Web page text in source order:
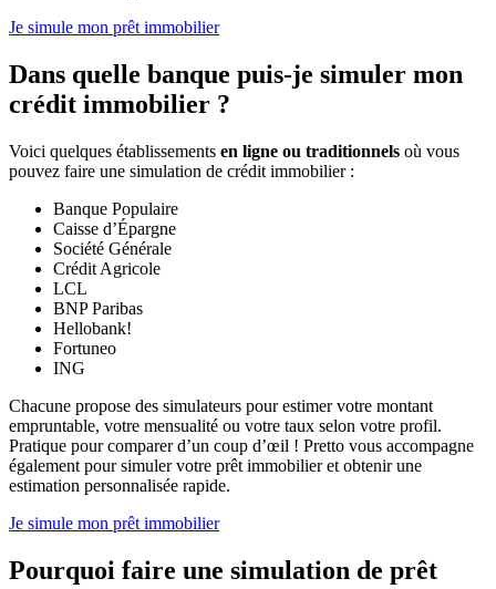
Je simule mon prêt immobilier
Dans quelle banque puis‑je simuler mon
crédit immobilier ?
Voici quelques établissements en ligne ou traditionnels où vous
pouvez faire une simulation de crédit immobilier :
Banque Populaire
Caisse d’Épargne
Société Générale
Crédit Agricole
LCL
BNP Paribas
Hellobank!
Fortuneo
ING
Chacune propose des simulateurs pour estimer votre montant
empruntable, votre mensualité ou votre taux selon votre profil.
Pratique pour comparer d’un coup d’œil ! Pretto vous accompagne
également pour simuler votre prêt immobilier et obtenir une
estimation personnalisée rapide.
Je simule mon prêt immobilier
Pourquoi faire une simulation de prêt